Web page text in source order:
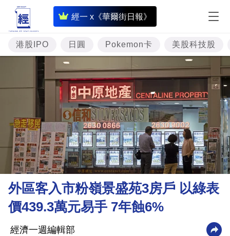
經一 x《華爾街日報》
即
時
財
經
專
題
投
資
樓
市
理
財
商
業
港股IPO 日圓 Pokemon卡 美股科技股
外區客入市粉嶺景盛苑3房戶 以綠表
價439.3萬元易手 7年蝕6%
經濟一週編輯部